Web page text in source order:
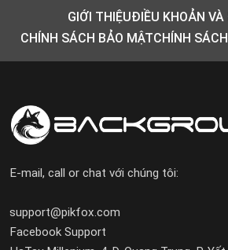
GIỚI THIỆUĐIỀU KHOẢN VÀ
CHÍNH SÁCH BẢO MẬTCHÍNH
E-mail, call or chat với chúng tôi:
support@pikfox.com
Facebook Support